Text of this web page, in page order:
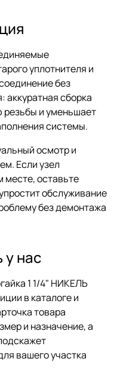
уплотнителя и
без
аккуратная сборка
резьбы и уменьшает
системы.
осмотр и
Если узел
месте, оставьте
обслуживание
без демонтажа
у нас
1 1/4" НИКЕЛЬ
в каталоге и
товара
и назначение, а
вашего участка